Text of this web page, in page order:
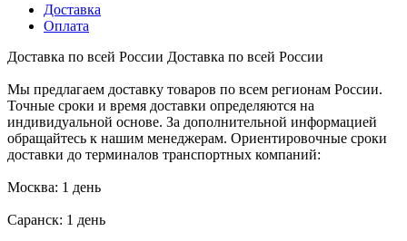
Доставка
Оплата
Доставка по всей России Доставка по всей России
Мы предлагаем доставку товаров по всем регионам России.
Точные сроки и время доставки определяются на
индивидуальной основе. За дополнительной информацией
обращайтесь к нашим менеджерам. Ориентировочные сроки
доставки до терминалов транспортных компаний:
Москва: 1 день
Саранск: 1 день